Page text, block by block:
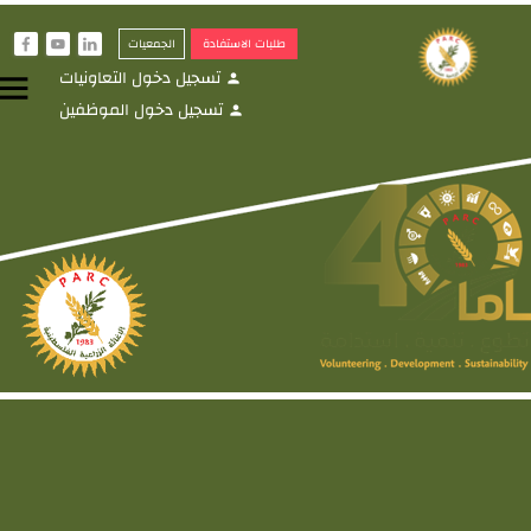
طلبات الاستفادة الجمعيات i
y
f
person تسجيل دخول التعاونيات
person تسجيل دخول الموظفين